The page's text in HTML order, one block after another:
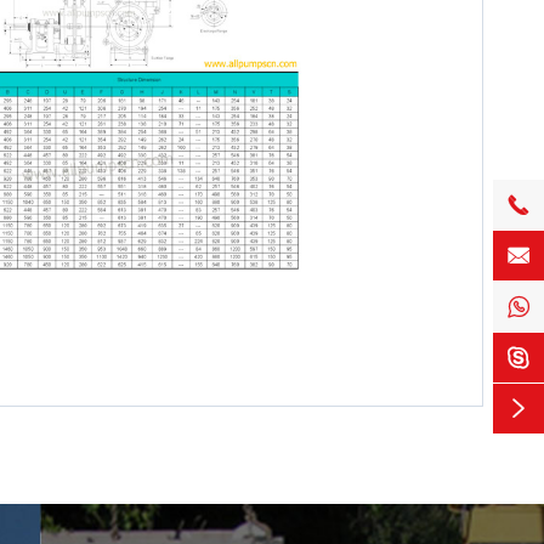




